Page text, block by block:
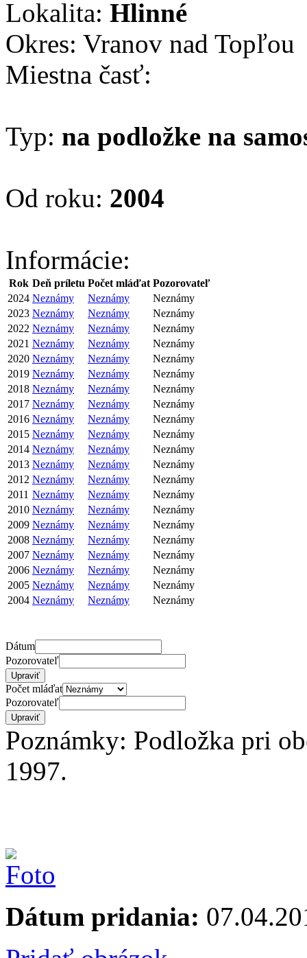
Lokalita: Hlinné
Okres: Vranov nad Topľou
Miestna časť:
Typ: na podložke na
Od roku: 2004
Informácie:
Rok Deň príletu Počet mláďat Pozorovateľ
2024 Neznámy Neznámy
Neznámy
2023 Neznámy Neznámy
Neznámy
2022 Neznámy Neznámy
Neznámy
2021 Neznámy Neznámy
Neznámy
2020 Neznámy Neznámy
Neznámy
2019 Neznámy Neznámy
Neznámy
2018 Neznámy Neznámy
Neznámy
2017 Neznámy Neznámy
Neznámy
2016 Neznámy Neznámy
Neznámy
2015 Neznámy Neznámy
Neznámy
2014 Neznámy Neznámy
Neznámy
2013 Neznámy Neznámy
Neznámy
2012 Neznámy Neznámy
Neznámy
2011 Neznámy Neznámy
Neznámy
2010 Neznámy Neznámy
Neznámy
2009 Neznámy Neznámy
Neznámy
2008 Neznámy Neznámy
Neznámy
2007 Neznámy Neznámy
Neznámy
2006 Neznámy Neznámy
Neznámy
2005 Neznámy Neznámy
Neznámy
2004 Neznámy Neznámy Neznámy
Dátum
Pozorovateľ
Počet mláďat
Pozorovateľ
Poznámky: Podložka pri
1997.
Dátum pridania: